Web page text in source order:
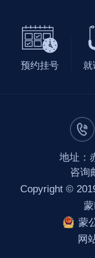
预约挂号 就
地址：
咨询
Copyright ©
蒙
网